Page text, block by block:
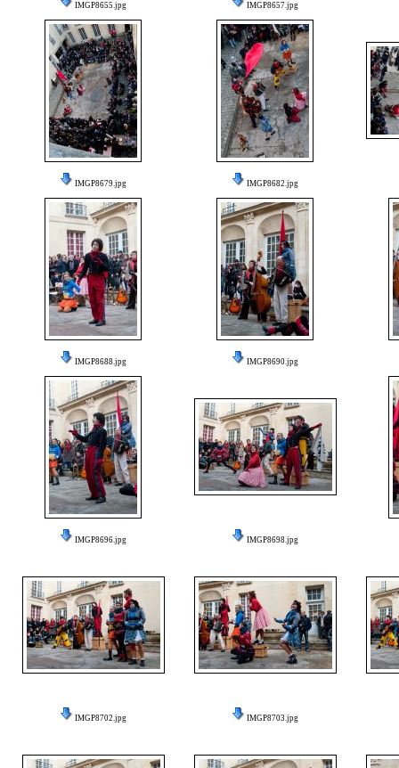
IMGP8655.jpg IMGP8657.jpg
IMGP8679.jpg IMGP8682.jpg
IMGP8688.jpg IMGP8690.jpg
IMGP8696.jpg IMGP8698.jpg
IMGP8702.jpg IMGP8703.jpg